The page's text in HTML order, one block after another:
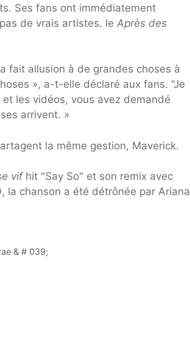
Ses fans ont immédiatement
de vrais artistes. le Après des
fait allusion à de grandes choses à
», a-t-elle déclaré aux fans. "Je
les vidéos, vous avez demandé
arrivent. »
la même gestion, Maverick.
vifhit "Say So" et son remix avec
la chanson a été détrônée par Ariana
& # 039;